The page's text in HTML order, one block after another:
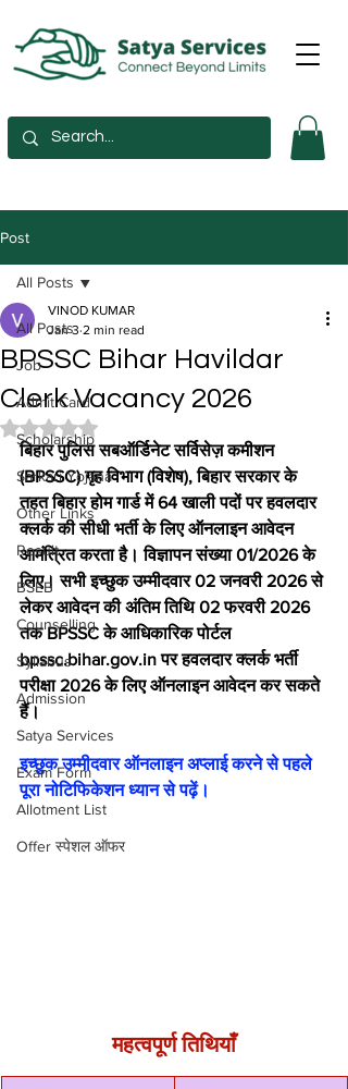
Post
All Posts
Job
Admit Card
Scholarship
Sarkari Yojana
Other Links
Result
BSEB
Counselling
Syllabus
Admission
Satya Services
Exam Form
Allotment List
Offer स्पेशल ऑफर
All Posts
BPSSC Bihar Havildar
Clerk Vacancy 2026
VINOD KUMAR
Jan 3 2 min read
Rated NaN out of 5 stars.
बिहार पुलिस सबऑर्डिनेट सर्विसेज़ कमीशन
(BPSSC) गृह विभाग (विशेष), बिहार सरकार के
तहत बिहार होम गार्ड में 64 खाली पदों पर हवलदार
क्लर्क की सीधी भर्ती के लिए ऑनलाइन आवेदन
आमंत्रित करता है। विज्ञापन संख्या 01/2026 के
लिए। सभी इच्छुक उम्मीदवार 02 जनवरी 2026 से
लेकर आवेदन की अंतिम तिथि 02 फरवरी 2026
तक BPSSC के आधिकारिक पोर्टल
bpssc.bihar.gov.in पर हवलदार क्लर्क भर्ती
परीक्षा 2026 के लिए ऑनलाइन आवेदन कर सकते
हैं।
इच्छुक उम्मीदवार ऑनलाइन अप्लाई करने से पहले
पूरा नोटिफिकेशन ध्यान से पढ़ें।
महत्वपूर्ण तिथियाँ